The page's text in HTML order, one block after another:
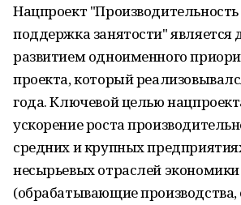
Нацпроект
поддержка занятости"
развитием одноименного
проекта, который
года. Ключевой целью
ускорение роста
средних и крупных
несырьевых отраслей экономики
(обрабатывающие производства,